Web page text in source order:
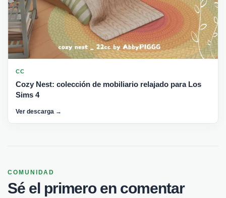
CC
Cozy Nest: colección de mobiliario relajado para Los
Sims 4
Ver descarga →
COMUNIDAD
Sé el primero en comentar